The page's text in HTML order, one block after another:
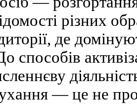
різних
де
способів
— це не